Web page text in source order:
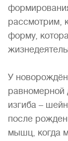
рассмотрим,
форму,
У
равномерной
изгиба –
после
мышц, когда